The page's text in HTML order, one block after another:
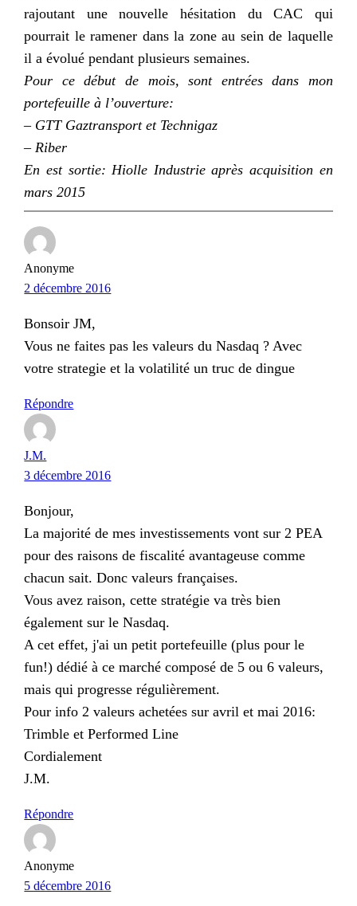
rajoutant une nouvelle hésitation du CAC qui
pourrait le ramener dans la zone au sein de laquelle
il a évolué pendant plusieurs semaines.
Pour ce début de mois, sont entrées dans mon
portefeuille à l’ouverture:
– GTT Gaztransport et Technigaz
– Riber
En est sortie: Hiolle Industrie après acquisition en
mars 2015
Anonyme
2 décembre 2016
Bonsoir JM,
Vous ne faites pas les valeurs du Nasdaq ? Avec
votre strategie et la volatilité un truc de dingue
Répondre
J.M.
3 décembre 2016
Bonjour,
La majorité de mes investissements vont sur 2 PEA
pour des raisons de fiscalité avantageuse comme
chacun sait. Donc valeurs françaises.
Vous avez raison, cette stratégie va très bien
également sur le Nasdaq.
A cet effet, j'ai un petit portefeuille (plus pour le
fun!) dédié à ce marché composé de 5 ou 6 valeurs,
mais qui progresse régulièrement.
Pour info 2 valeurs achetées sur avril et mai 2016:
Trimble et Performed Line
Cordialement
J.M.
Répondre
Anonyme
5 décembre 2016